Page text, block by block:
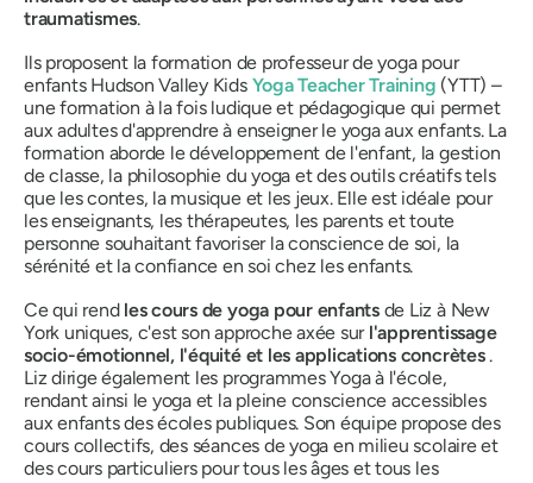
traumatismes.
Ils proposent la formation de professeur de yoga pour
enfants Hudson Valley Kids Yoga Teacher Training (YTT) –
une formation à la fois ludique et pédagogique qui permet
aux adultes d'apprendre à enseigner le yoga aux enfants. La
formation aborde le développement de l'enfant, la gestion
de classe, la philosophie du yoga et des outils créatifs tels
que les contes, la musique et les jeux. Elle est idéale pour
les enseignants, les thérapeutes, les parents et toute
personne souhaitant favoriser la conscience de soi, la
sérénité et la confiance en soi chez les enfants.
Ce qui rend les cours de yoga pour enfants de Liz à New
York uniques, c'est son approche axée sur l'apprentissage
socio-émotionnel, l'équité et les applications concrètes.
Liz dirige également les programmes Yoga à l'école,
rendant ainsi le yoga et la pleine conscience accessibles
aux enfants des écoles publiques. Son équipe propose des
cours collectifs, des séances de yoga en milieu scolaire et
des cours particuliers pour tous les âges et tous les